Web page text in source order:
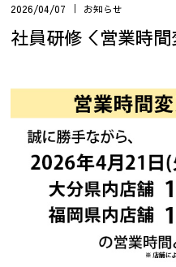
2026/04/07 お知らせ
社員研修＜営業時